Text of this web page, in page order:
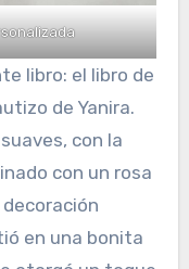
libro: el libro de
de Yanira.
con la
con un rosa
en una bonita